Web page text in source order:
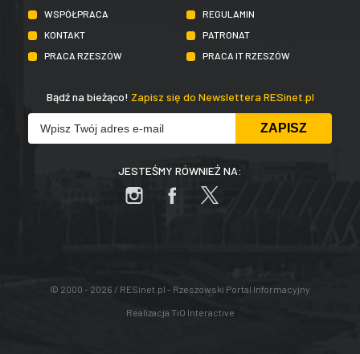
WSPÓŁPRACA
REGULAMIN
KONTAKT
PATRONAT
PRACA RZESZÓW
PRACA IT RZESZÓW
Bądź na bieżąco! Zapisz się do Newslettera RESinet.pl
JESTEŚMY RÓWNIEŻ NA:
© 2000 - 2026 / RESinet.pl - Rzeszowski Portal Informacyjny
Realizacja TiO Interactive